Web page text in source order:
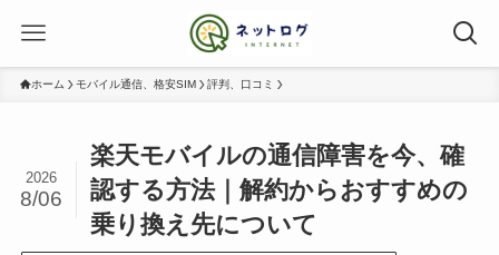
ホーム モバイル通信、格安SIM 評判、口コミ
楽天モバイルの通信障害を今、確
認する方法｜解約からおすすめの
乗り換え先について
2026
8/06